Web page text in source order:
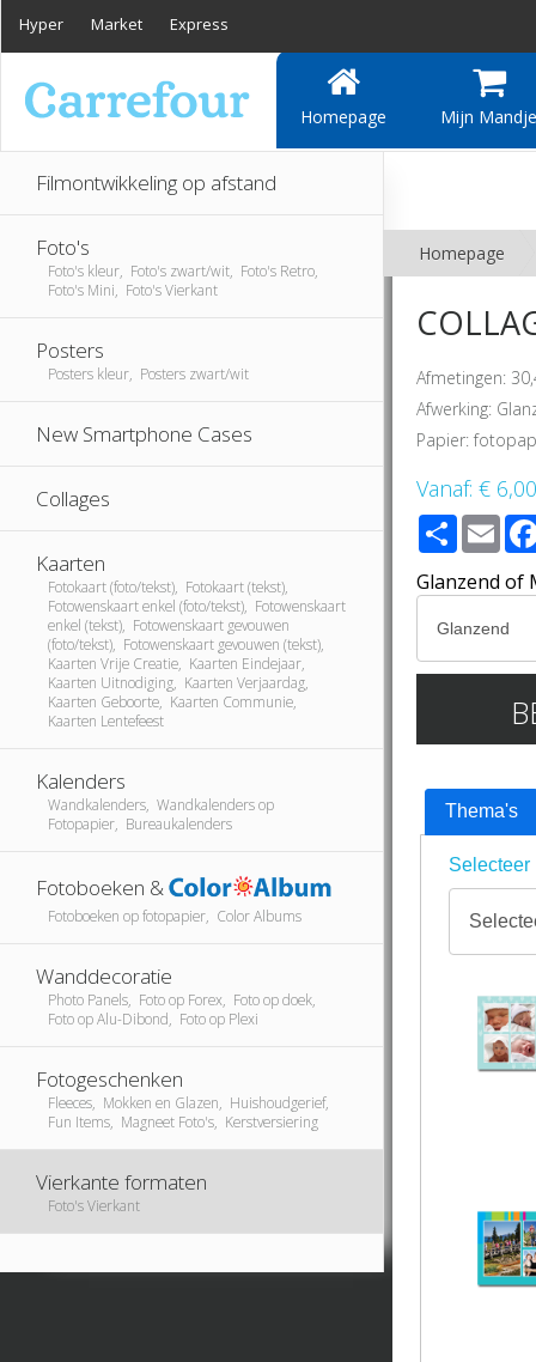
Hyper Market Express
Homepage Mijn Mandje
Filmontwikkeling op afstand
Foto's
Foto's kleur, Foto's zwart/wit, Foto's Retro,
Foto's Mini, Foto's Vierkant
Posters
Posters kleur, Posters zwart/wit
New Smartphone Cases
Collages
Kaarten
Fotokaart (foto/tekst), Fotokaart (tekst),
Fotowenskaart enkel (foto/tekst), Fotowenskaart
enkel (tekst), Fotowenskaart gevouwen
(foto/tekst), Fotowenskaart gevouwen (tekst),
Kaarten Vrije Creatie, Kaarten Eindejaar,
Kaarten Uitnodiging, Kaarten Verjaardag,
Kaarten Geboorte, Kaarten Communie,
Kaarten Lentefeest
Kalenders
Wandkalenders, Wandkalenders op
Fotopapier, Bureaukalenders
Fotoboeken &
Fotoboeken op fotopapier, Color Albums
Wanddecoratie
Photo Panels, Foto op Forex, Foto op doek,
Foto op Alu-Dibond, Foto op Plexi
Fotogeschenken
Fleeces, Mokken en Glazen, Huishoudgerief,
Fun Items, Magneet Foto's, Kerstversiering
Vierkante formaten
Foto's Vierkant
Homepage
Afmetingen:
Afwerking:
Papier:
Vanaf:€
Share
Glanzend of
Thema's
Selecteer